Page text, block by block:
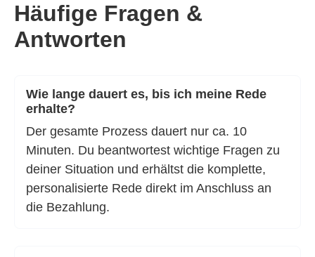
Häufige Fragen &
Antworten
Wie lange dauert es, bis ich meine Rede
erhalte?
Der gesamte Prozess dauert nur ca. 10
Minuten. Du beantwortest wichtige Fragen zu
deiner Situation und erhältst die komplette,
personalisierte Rede direkt im Anschluss an
die Bezahlung.